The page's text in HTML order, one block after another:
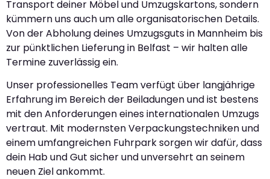
Transport deiner Möbel und Umzugskartons, sondern
kümmern uns auch um alle organisatorischen Details.
Von der Abholung deines Umzugsguts in Mannheim bis
zur pünktlichen Lieferung in Belfast – wir halten alle
Termine zuverlässig ein.
Unser professionelles Team verfügt über langjährige
Erfahrung im Bereich der Beiladungen und ist bestens
mit den Anforderungen eines internationalen Umzugs
vertraut. Mit modernsten Verpackungstechniken und
einem umfangreichen Fuhrpark sorgen wir dafür, dass
dein Hab und Gut sicher und unversehrt an seinem
neuen Ziel ankommt.